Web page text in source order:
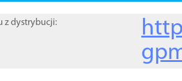
z dystrybucji: